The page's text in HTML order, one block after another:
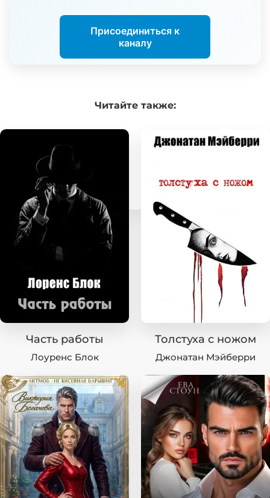
Присоединиться к
каналу
Читайтетакже:
Часть работы
Лоуренс Блок
Толстуха с ножом
Джонатан Мэйберри